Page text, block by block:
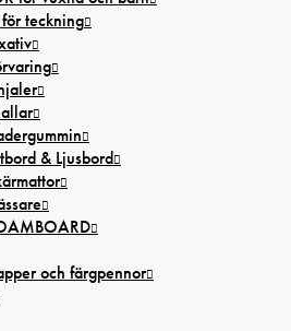
för teckning
& Ljusbord
och färgpennor